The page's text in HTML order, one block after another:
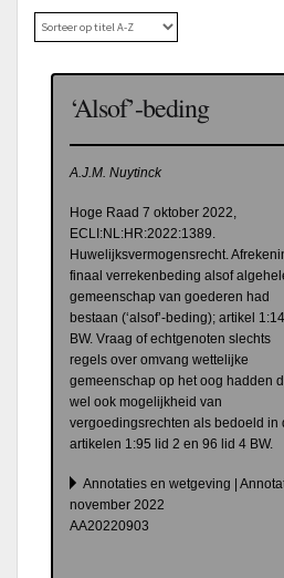
‘Alsof’-beding
A.J.M. Nuytinck
Hoge Raad 7 oktober 2022,
ECLI:NL:HR:2022:1389.
Huwelijksvermogensrecht.
finaal verrekenbeding alsof
gemeenschap van goederen had
bestaan (‘alsof’-beding); artikel
BW. Vraag of echtgenoten slechts
regels over omvang wettelijke
gemeenschap op het oog hadden
wel ook mogelijkheid van
vergoedingsrechten als bedoeld in
artikelen 1:95 lid 2 en 96 lid 4 BW.
Annotaties en wetgeving |
november 2022
AA20220903